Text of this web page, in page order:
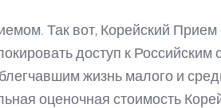
Так вот, Корейский Прием
доступ к
жизнь малого и
оценочная стоимость